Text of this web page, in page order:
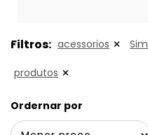
Filtros: acessorios Sim
produtos
Ordernar por